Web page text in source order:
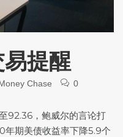
提醒
Chase 0
92.36，鲍威尔的言论打
年期美债收益率下降5.9个